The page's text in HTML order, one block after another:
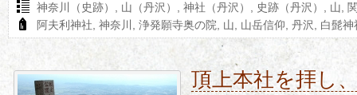
神奈川（史跡）
山（丹沢） 神社（丹沢） 史跡（丹沢） 山
阿夫利神社 神奈川 浄発願寺奥の院 山 山岳信仰 丹沢 白髭神
頂上本社を拝し